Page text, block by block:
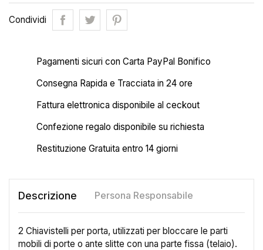
Condividi
Pagamenti sicuri con Carta PayPal Bonifico
Consegna Rapida e Tracciata in 24 ore
Fattura elettronica disponibile al ceckout
Confezione regalo disponibile su richiesta
Restituzione Gratuita entro 14 giorni
Descrizione Persona Responsabile
2 Chiavistelli per porta, utilizzati per bloccare le parti
mobili di porte o ante slitte con una parte fissa (telaio).